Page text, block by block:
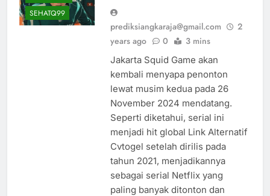
SEHATQ99
prediksiangkaraja@gmail.com
2
years ago
0 3 mins
Jakarta Squid Game akan
kembali menyapa penonton
lewat musim kedua pada 26
November 2024 mendatang.
Seperti diketahui, serial ini
menjadi hit global Link Alternatif
Cvtogel setelah dirilis pada
tahun 2021, menjadikannya
sebagai serial Netflix yang
paling banyak ditonton dan